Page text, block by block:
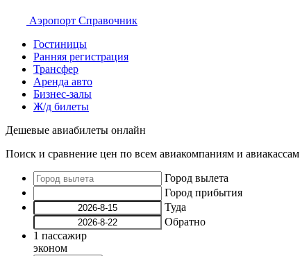
Аэропорт Справочник
Гостиницы
Ранняя регистрация
Трансфер
Аренда авто
Бизнес-залы
Ж/д билеты
Дешевые авиабилеты онлайн
Поиск и сравнение цен по всем авиакомпаниям и авиакассам
Город вылета
Город прибытия
Туда
Обратно
1 пассажир
эконом